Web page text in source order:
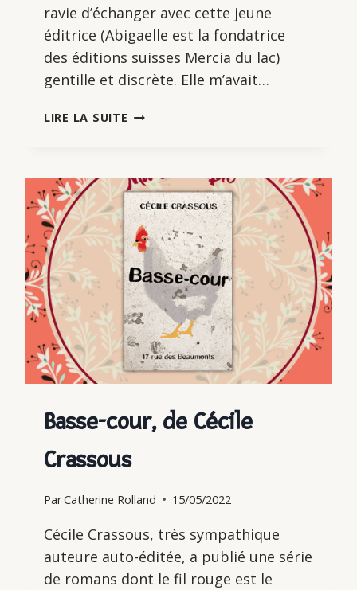
ravie d’échanger avec cette jeune
éditrice (Abigaelle est la fondatrice
des éditions suisses Mercia du lac)
gentille et discrète. Elle m’avait…
LIRE LA SUITE UN
LACOMBE-
DIDIER
Basse-cour, de Cécile
Crassous
ParCatherine Rolland 15/05/2022
Cécile Crassous, très sympathique
auteure auto-éditée, a publié une série
de romans dont le fil rouge est le